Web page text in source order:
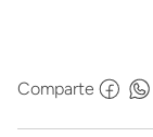
Comparte